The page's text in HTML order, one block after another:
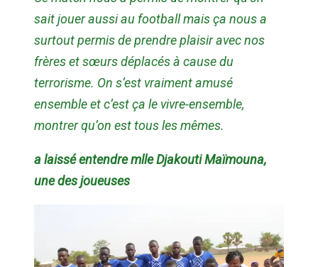
sait jouer aussi au football mais ça nous a
surtout permis de prendre plaisir avec nos
frères et sœurs déplacés à cause du
terrorisme. On s’est vraiment amusé
ensemble et c’est ça le vivre-ensemble,
montrer qu’on est tous les mêmes.
a laissé entendre mlle Djakouti Maïmouna,
une des joueuses